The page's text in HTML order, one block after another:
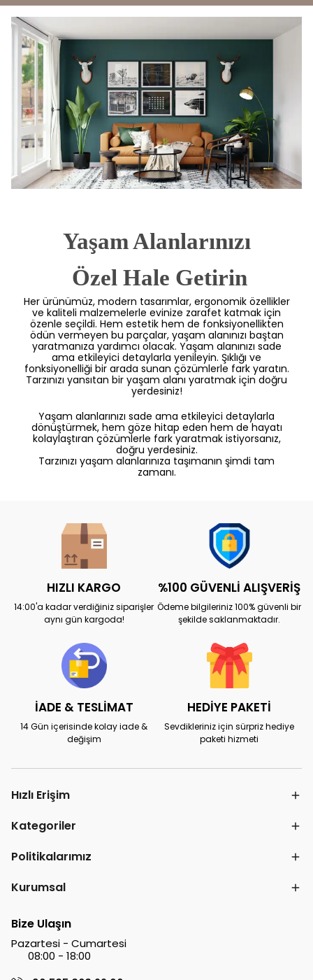
Yaşam Alanlarınızı
Özel Hale Getirin
Her ürünümüz, modern tasarımlar, ergonomik özellikler
ve kaliteli malzemelerle evinize zarafet katmak için
özenle seçildi. Hem estetik hem de fonksiyonellikten
ödün vermeyen bu parçalar, yaşam alanınızı baştan
yaratmanıza yardımcı olacak. Yaşam alanınızı sade
ama etkileyici detaylarla yenileyin. Şıklığı ve
fonksiyonelliği bir arada sunan çözümlerle fark yaratın.
Tarzınızı yansıtan bir yaşam alanı yaratmak için doğru
yerdesiniz!
Yaşam alanlarınızı sade ama etkileyici detaylarla
dönüştürmek, hem göze hitap eden hem de hayatı
kolaylaştıran çözümlerle fark yaratmak istiyorsanız,
doğru yerdesiniz.
Tarzınızı yaşam alanlarınıza taşımanın şimdi tam
zamanı.
HIZLI KARGO
14:00'a kadar verdiğiniz siparişler
aynı gün kargoda!
%100 GÜVENLİ ALIŞVERİŞ
Ödeme bilgileriniz 100% güvenli bir
şekilde saklanmaktadır.
İADE & TESLİMAT
14 Gün içerisinde kolay iade &
değişim
HEDİYE PAKETİ
Sevdikleriniz için sürpriz hediye
paketi hizmeti
Hızlı Erişim
Kategoriler
Politikalarımız
Kurumsal
Bize Ulaşın
Pazartesi - Cumartesi
08:00 - 18:00